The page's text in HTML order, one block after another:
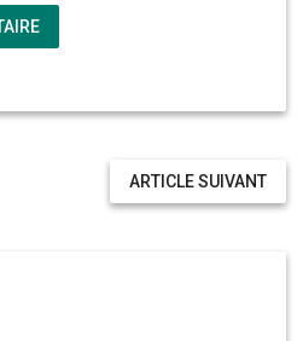
ARTICLE SUIVANT